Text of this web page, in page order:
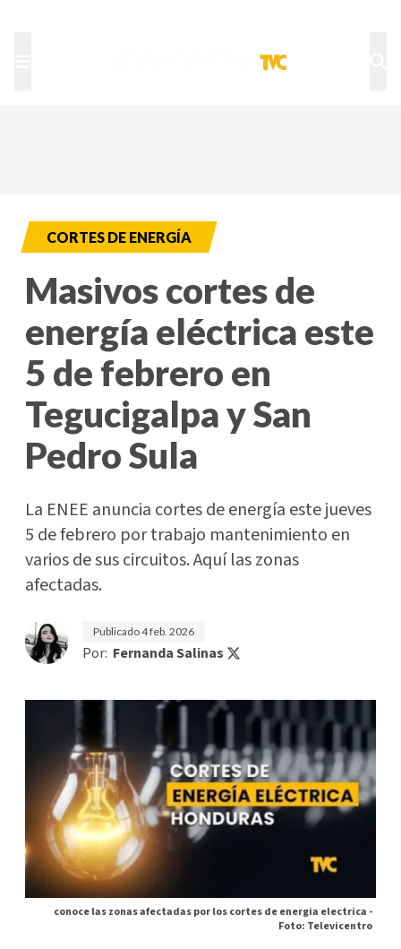
CORTES DE ENERGÍA
Masivos cortes de
energía eléctrica este
5 de febrero en
Tegucigalpa y San
Pedro Sula
La ENEE anuncia cortes de energía este jueves
5 de febrero por trabajo mantenimiento en
varios de sus circuitos. Aquí las zonas
afectadas.
Publicado4 feb. 2026
Por: Fernanda Salinas
conoce las zonas afectadas por los cortes de energia electrica -
Foto: Televicentro